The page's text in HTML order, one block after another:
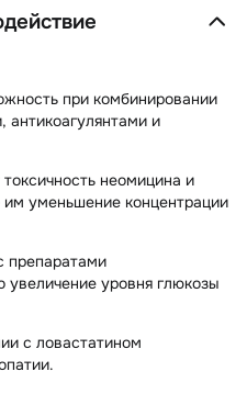
при комбинировании
антикоагулянтами и
неомицина и
уменьшение концентрации
препаратами
уровня глюкозы
с ловастатином